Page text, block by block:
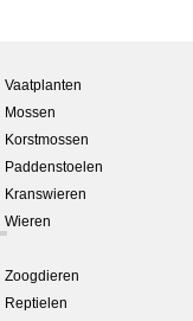
Vaatplanten
Mossen
Korstmossen
Paddenstoelen
Kranswieren
Wieren
Zoogdieren
Reptielen